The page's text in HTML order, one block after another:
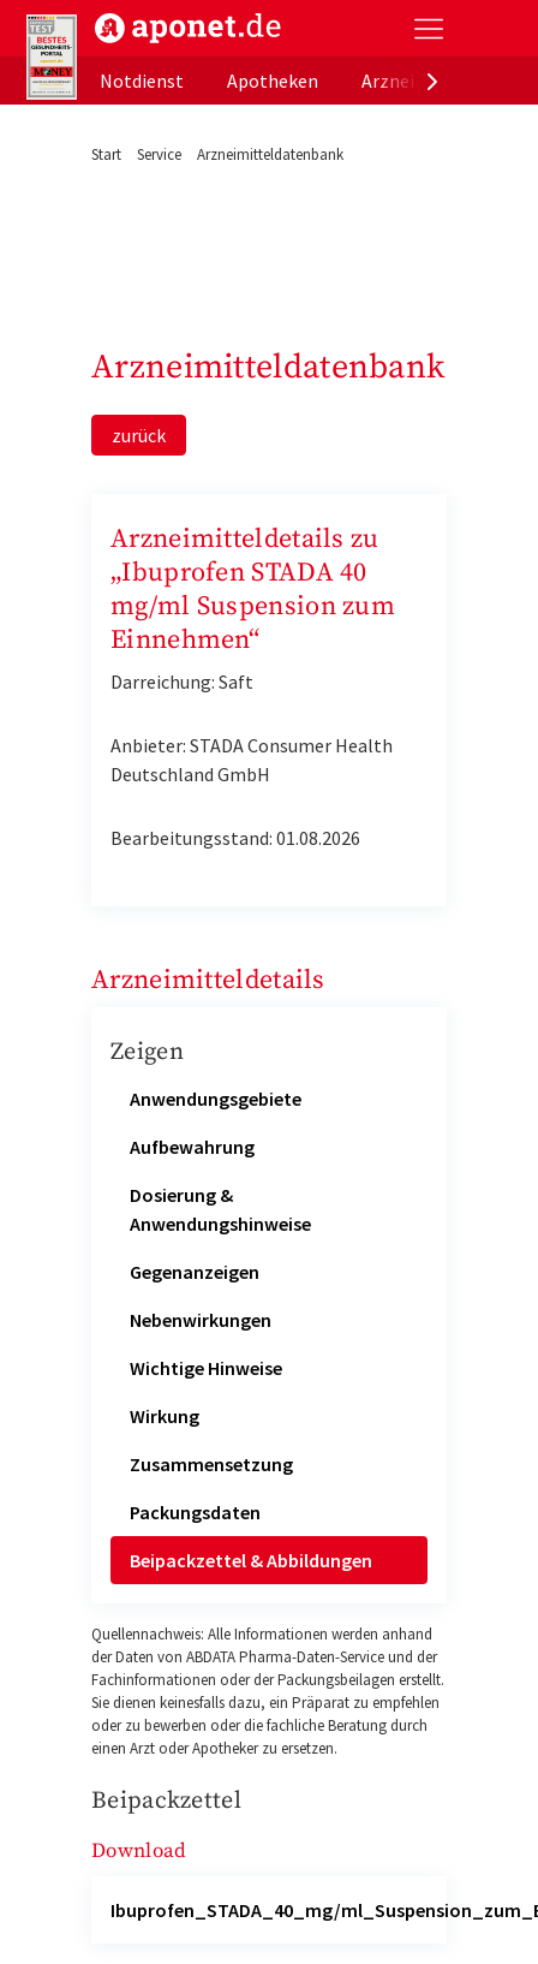
aponet.de - Das offizielle Gesundheitsportal der
Notdienst
Apotheken
Start Service Arzneimitteldatenbank
Arzneimitteldatenbank
zurück
Arzneimitteldetails zu
„Ibuprofen STADA 40
mg/ml Suspension zum
Einnehmen“
Darreichung: Saft
Anbieter: STADA Consumer Health
Deutschland GmbH
Bearbeitungsstand: 01.08.2026
Arzneimitteldetails
Zeigen
Anwendungsgebiete
Aufbewahrung
Dosierung &
Anwendungshinweise
Gegenanzeigen
Nebenwirkungen
Wichtige Hinweise
Wirkung
Zusammensetzung
Packungsdaten
Beipackzettel & Abbildungen
Quellennachweis: Alle Informationen werden anhand
der Daten von ABDATA Pharma-Daten-Service und der
Fachinformationen oder der Packungsbeilagen erstellt.
Sie dienen keinesfalls dazu, ein Präparat zu empfehlen
oder zu bewerben oder die fachliche Beratung durch
einen Arzt oder Apotheker zu ersetzen.
Beipackzettel
Download
Ibuprofen_STADA_40_mg/